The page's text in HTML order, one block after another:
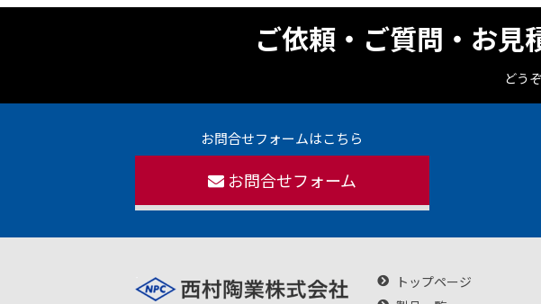
ご依頼・ご質問・お見
どう
お問合せフォームはこちら
お問合せフォーム
トップページ